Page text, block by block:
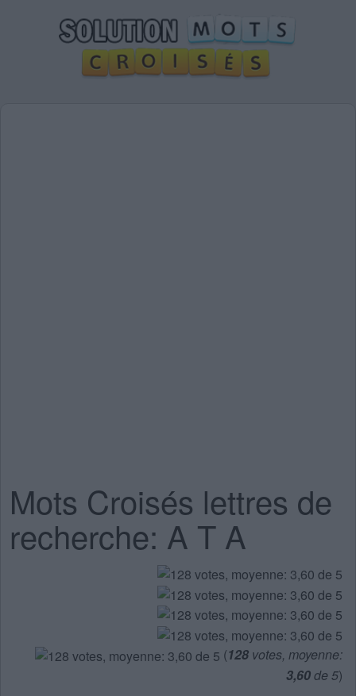
Mots Croisés lettres de
recherche: A T A
(128 votes, moyenne:
3,60de 5)